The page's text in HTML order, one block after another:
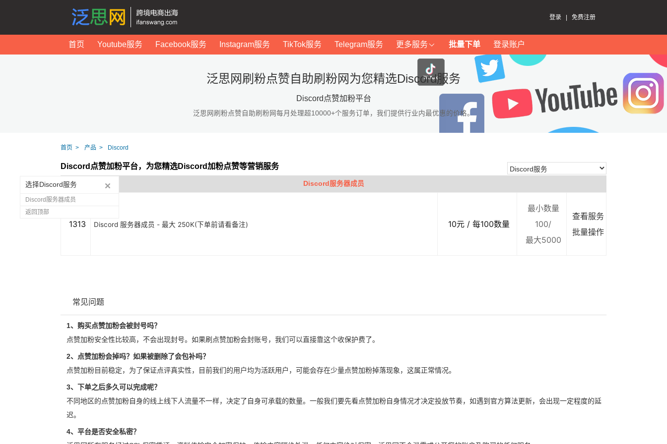
登录 免费注册
首页 Youtube服务 Facebook服务 Instagram服务 TikTok服务 Telegram服务 更多服务 批量下单 登录账户
泛思网刷粉点赞自助刷粉网为您精选Discord服务
Discord点赞加粉平台
泛思网刷粉点赞自助刷粉网每月处理超10000+个服务订单，我们提供行业内最优惠的价格。
首页 产品 Discord
Discord点赞加粉平台，为您精选Discord加粉点赞等营销服务
Discord服务器成员
1313 Discord 服务器成员 - 最大 250K(下单前请看备注) 10元 / 每100数量
最小数量
100/
最大5000
查看服务
批量操作
常见问题
1、购买点赞加粉会被封号吗？
点赞加粉安全性比较高，不会出现封号。如果刷点赞加粉会封账号，我们可以直接靠这个收保护费了。
2、点赞加粉会掉吗？如果被删除了会包补吗？
点赞加粉目前稳定，为了保证点评真实性，目前我们的用户均为活跃用户，可能会存在少量点赞加粉掉落现象，这属正常情况。
3、下单之后多久可以完成呢？
不同地区的点赞加粉自身的线上线下人流量不一样，决定了自身可承载的数量。一般我们要先看点赞加粉自身情况才决定投放节奏，如遇到官方算法更新，会出现一定程度的延
迟。
4、平台是否安全私密？
选择Discord服务
Discord服务器成员
返回顶部